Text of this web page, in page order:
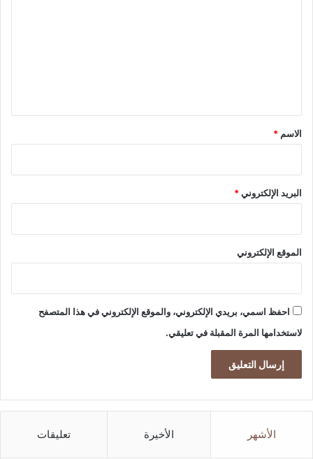
ح
ل
ل
ي
ق
ا
*
الاسم *
البريد الإلكتروني*
الموقع الإلكتروني
احفظ اسمي، بريدي الإلكتروني، والموقع الإلكتروني في هذا المتصفح
لاستخدامها المرة المقبلة في تعليقي.
الأشهر الأخيرة تعليقات